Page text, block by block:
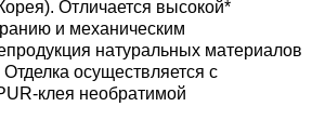
Отличается высокой*
и механическим
натуральных материалов
осуществляется с
клея необратимой